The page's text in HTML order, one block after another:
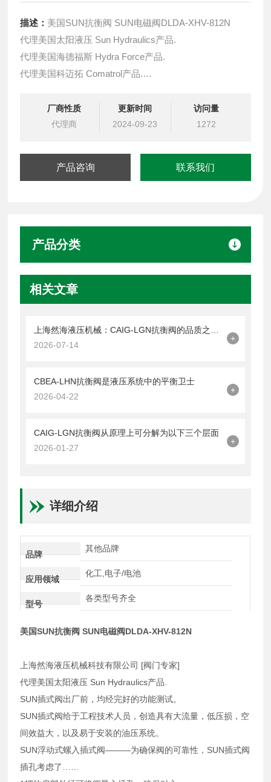
描述： 美国SUN抗衡阀 SUN电磁阀DLDA-XHV-812N
代理美国太阳液压 Sun Hydraulics产品.
代理美国海德福斯 Hydra Force产品.
代理美国科迈拓 Comatrol产品.
提供油路系统设计,油路块设计,阀块设计与选型
液压油缸，经销力士乐、派克、中国台湾北部等液压元件
厂商性质
代理商
更新时间
2024-09-23
访问量
1272
产品咨询 联系我们
产品分类
相关文章
2026-07-14
+
CBEA-LHN抗衡阀是液压系统中的平衡卫士
2026-04-22
+
CAIG-LGN抗衡阀从原理上可分解为以下三个层面
2026-01-27
+
详细介绍
品牌
其他品牌
应用领域
化工,电子/电池
型号
各类型号齐全
美国SUN抗衡阀 SUN电磁阀DLDA-XHV-812N
上海然海液压机械科技有限公司 [阀门专家]
代理美国太阳液压 Sun Hydraulics产品.
SUN插式阀出厂前，均经完好的功能测试。
SUN插式阀给于工程技术人员，创造具有大流量，低压损，空
间效益大，以及易于安装的油压系统。
SUN浮动式螺入插式阀———为确保阀的可靠性，SUN插式阀
插孔考虑了……